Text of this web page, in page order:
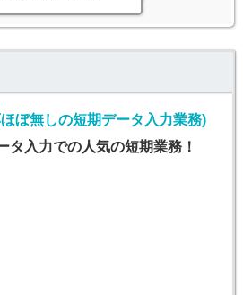
ぼ無しの短期データ入力業務)
タ入力での人気の短期業務！